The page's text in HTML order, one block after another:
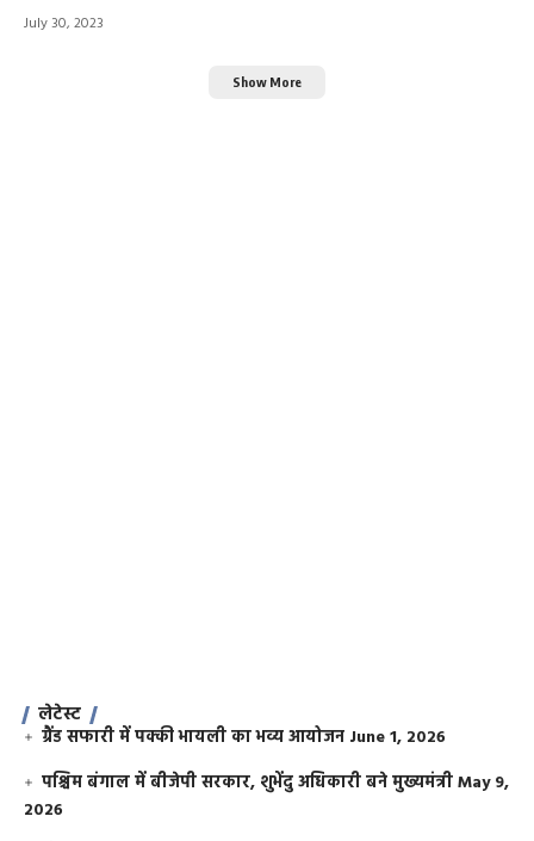
July 30, 2023
Show More
लेटेस्ट
ग्रैंड सफारी में पक्की भायली का भव्य आयोजन June 1, 2026
पश्चिम बंगाल में बीजेपी सरकार, शुभेंदु अधिकारी बने मुख्यमंत्रीMay 9,
2026